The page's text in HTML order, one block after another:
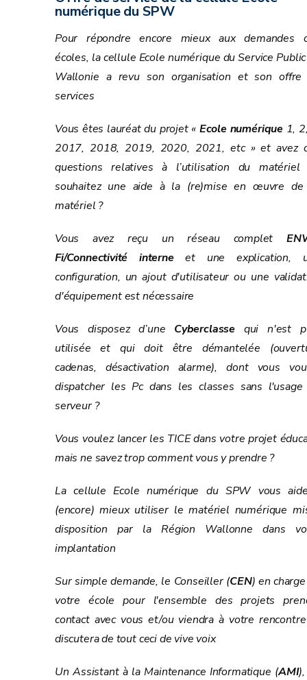
numérique du SPW
Pour répondre encore mieux aux demandes
écoles, la cellule Ecole numérique du Service
Wallonie a revu son organisation et son offre
services
Vous êtes lauréat du projet « Ecole numérique1,
2017, 2018, 2019, 2020, 2021, etc » et avez
questions relatives à l’utilisation du matériel
souhaitez une aide à la (re)mise en œuvre de
matériel ?
Vous avez reçu un réseau complet
Fi/Connectivité interneet une explication,
configuration, un ajout d'utilisateur ou une
d'équipement est nécessaire
Vous disposez d’une Cyberclasse qui n'est
utilisée et qui doit être démantelée
cadenas, désactivation alarme), dont vous
dispatcher les Pc dans les classes sans l'usage
serveur ?
Vous voulez lancer les TICE dans votre projet
mais ne savez trop comment vous y prendre ?
La cellule Ecole numérique du SPW vous
(encore) mieux utiliser le matériel numérique
disposition par la Région Wallonne dans
implantation
Sur simple demande, le Conseiller (CEN) en
votre école pour l'ensemble des projets
contact avec vous et/ou viendra à votre
discutera de tout ceci de vive voix
Un Assistant à la Maintenance Informatique (AMI